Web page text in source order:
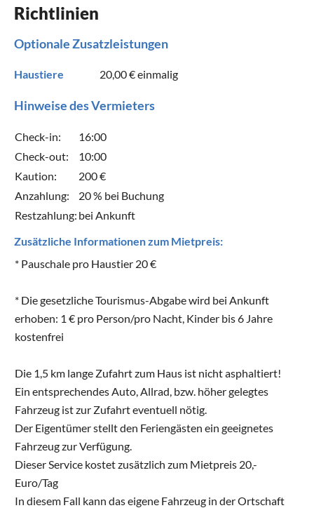
Richtlinien
Optionale Zusatzleistungen
Haustiere 20,00 €einmalig
Hinweise des Vermieters
Check-in:
16:00
Check-out:
10:00
Kaution:
200 €
Anzahlung:
20 % bei Buchung
Restzahlung: bei Ankunft
Zusätzliche Informationen zum Mietpreis:
* Pauschale pro Haustier 20 €
* Die gesetzliche Tourismus-Abgabe wird bei Ankunft
erhoben: 1 € pro Person/pro Nacht, Kinder bis 6 Jahre
kostenfrei
Die 1,5 km lange Zufahrt zum Haus ist nicht asphaltiert!
Ein entsprechendes Auto, Allrad, bzw. höher gelegtes
Fahrzeug ist zur Zufahrt eventuell nötig.
Der Eigentümer stellt den Feriengästen ein geeignetes
Fahrzeug zur Verfügung.
Dieser Service kostet zusätzlich zum Mietpreis 20,-
Euro/Tag
In diesem Fall kann das eigene Fahrzeug in der Ortschaft